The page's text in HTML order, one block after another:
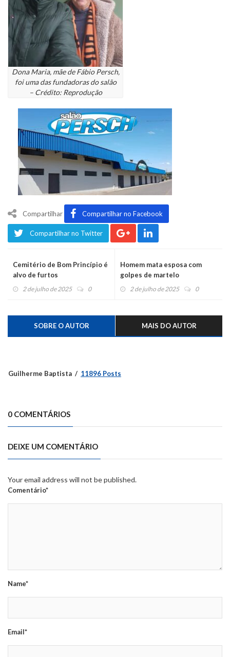
Dona Maria, mãe de Fábio Persch,
foi uma das fundadoras do salão
– Crédito: Reprodução
Compartilhar Compartilhar no Facebook
Compartilhar no Twitter
Cemitério de Bom Princípio é
alvo de furtos
2 de julho de 2025 0
Homem mata esposa com
golpes de martelo
2 de julho de 2025 0
SOBRE O AUTOR MAIS DO AUTOR
Guilherme Baptista 11896 Posts
0 COMENTÁRIOS
DEIXE UM COMENTÁRIO
Your email address will not be published.
Comentário*
Name*
Email*